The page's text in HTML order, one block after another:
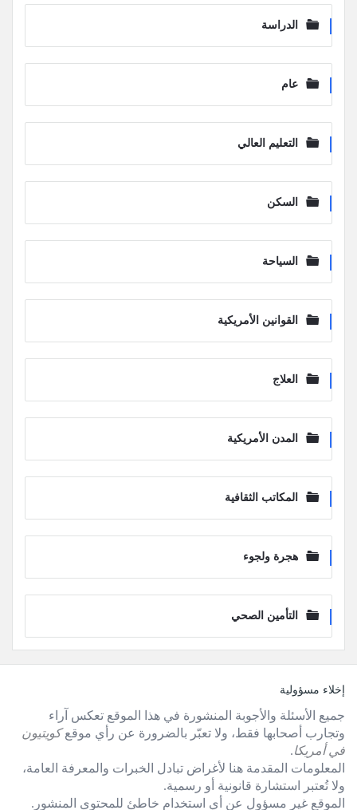
الدراسة
عام
التعليم العالي
السكن
السياحة
القوانين الأمريكية
العلاج
المدن الأمريكية
المكاتب الثقافية
هجرة ولجوء
التأمين الصحي
الفوترإخلاء مسؤولية
جميع الأسئلة والأجوبة المنشورة في هذا الموقع تعكس آراء
وتجارب أصحابها فقط، ولا تعبّر بالضرورة عن رأي موقعكويتيون
في أمريكا.
المعلومات المقدمة هنا لأغراض تبادل الخبرات والمعرفة العامة،
ولا تُعتبر استشارة قانونية أو رسمية.
الموقع غير مسؤول عن أي استخدام خاطئ للمحتوى المنشور.